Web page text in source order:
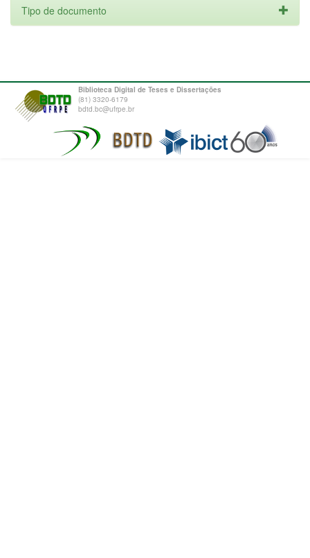
Tipo de documento
Biblioteca Digital de Teses e Dissertações
(81) 3320-6179
bdtd.bc@ufrpe.br